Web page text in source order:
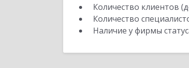
Количество клиентов
Количество
Наличие у фирмы